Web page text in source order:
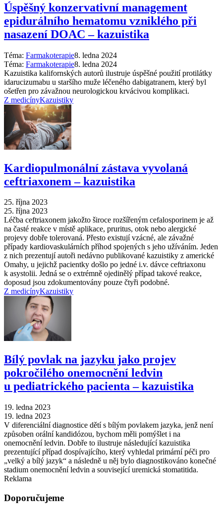
Úspěšný konzervativní management
epidurálního hematomu vzniklého při
nasazení DOAC –⁠ kazuistika
Téma: Farmakoterapie8. ledna 2024
Téma: Farmakoterapie8. ledna 2024
Kazuistika kalifornských autorů ilustruje úspěšné použití protilátky
idarucizumabu u staršího muže léčeného dabigatranem, který byl
ošetřen pro závažnou neurologickou krvácivou komplikaci.
Z medicínyKazuistiky
Kardiopulmonální zástava vyvolaná
ceftriaxonem –⁠ kazuistika
25. října 2023
25. října 2023
Léčba ceftriaxonem jakožto široce rozšířeným cefalosporinem je až
na časté reakce v místě aplikace, pruritus, otok nebo alergické
projevy dobře tolerovaná. Přesto existují vzácné, ale závažné
případy kardiovaskulárních příhod spojených s jeho užíváním. Jeden
z nich prezentují autoři nedávno publikované kazuistiky z americké
Omahy, u jejichž pacientky došlo po jedné i.v. dávce ceftriaxonu
k asystolii. Jedná se o extrémně ojedinělý případ takové reakce,
doposud jsou zdokumentovány pouze čtyři podobné.
Z medicínyKazuistiky
Bílý povlak na jazyku jako projev
pokročilého onemocnění ledvin
u pediatrického pacienta –⁠ kazuistika
19. ledna 2023
19. ledna 2023
V diferenciální diagnostice dětí s bílým povlakem jazyka, jenž není
způsoben orální kandidózou, bychom měli pomýšlet i na
onemocnění ledvin. Dobře to ilustruje následující kazuistika
prezentující případ dospívajícího, který vyhledal primární péči pro
„velký a bílý jazyk“ a následně u něj bylo diagnostikováno konečné
stadium onemocnění ledvin a související uremická stomatitida.
Reklama
Doporučujeme